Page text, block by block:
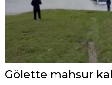
Gölette mahsur